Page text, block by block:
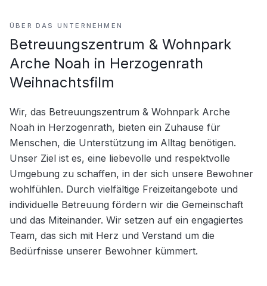
ÜBER DAS UNTERNEHMEN
Betreuungszentrum & Wohnpark
Arche Noah in Herzogenrath
Weihnachtsfilm
Wir, das Betreuungszentrum & Wohnpark Arche
Noah in Herzogenrath, bieten ein Zuhause für
Menschen, die Unterstützung im Alltag benötigen.
Unser Ziel ist es, eine liebevolle und respektvolle
Umgebung zu schaffen, in der sich unsere Bewohner
wohlfühlen. Durch vielfältige Freizeitangebote und
individuelle Betreuung fördern wir die Gemeinschaft
und das Miteinander. Wir setzen auf ein engagiertes
Team, das sich mit Herz und Verstand um die
Bedürfnisse unserer Bewohner kümmert.